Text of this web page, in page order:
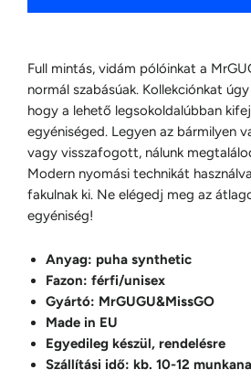
Full mintás, vidám pólóinkat a
normál szabásúak. Kollekciónkat
hogy a lehető legsokoldalúbban
egyéniséged. Legyen az bármilyen
vagy visszafogott, nálunk
Modern nyomási technikát
fakulnak ki. Ne elégedj meg az
egyéniség!
Anyag: puha synthetic
Fazon: férfi/unisex
Gyártó: MrGUGU&MissGO
Made in EU
Egyedileg készül, rendelésre
Szállítási idő: kb. 10-12